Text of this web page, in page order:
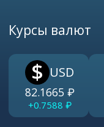
Курсы валют
USD
82.1665 ₽
+0.7588 ₽